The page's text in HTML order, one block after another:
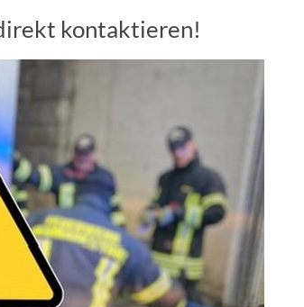
kontaktieren!